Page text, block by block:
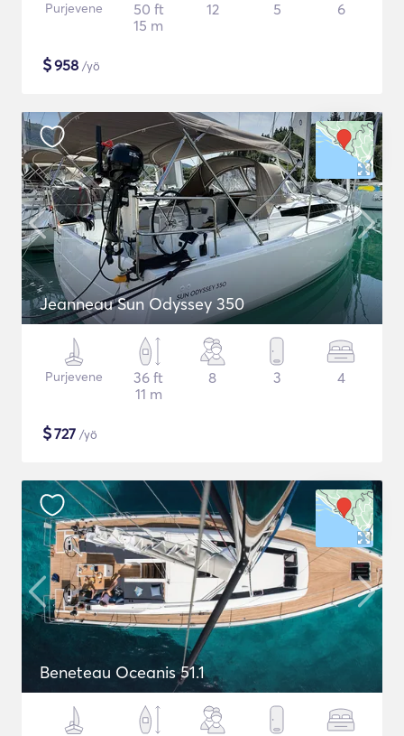
Purjevene
50 ft
15 m
12 5 6
$958 /yö
Jeanneau Sun Odyssey 350
Purjevene
36 ft
11 m
8 3 4
$727 /yö
Beneteau Oceanis 51.1